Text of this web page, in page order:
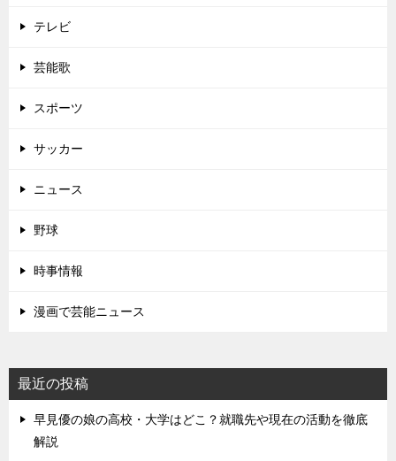
テレビ
芸能歌
スポーツ
サッカー
ニュース
野球
時事情報
漫画で芸能ニュース
最近の投稿
早見優の娘の高校・大学はどこ？就職先や現在の活動を徹底
解説